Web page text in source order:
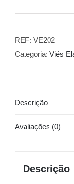
REF: VE202
Categoria: Viés
Descrição
Avaliações (0)
Descrição